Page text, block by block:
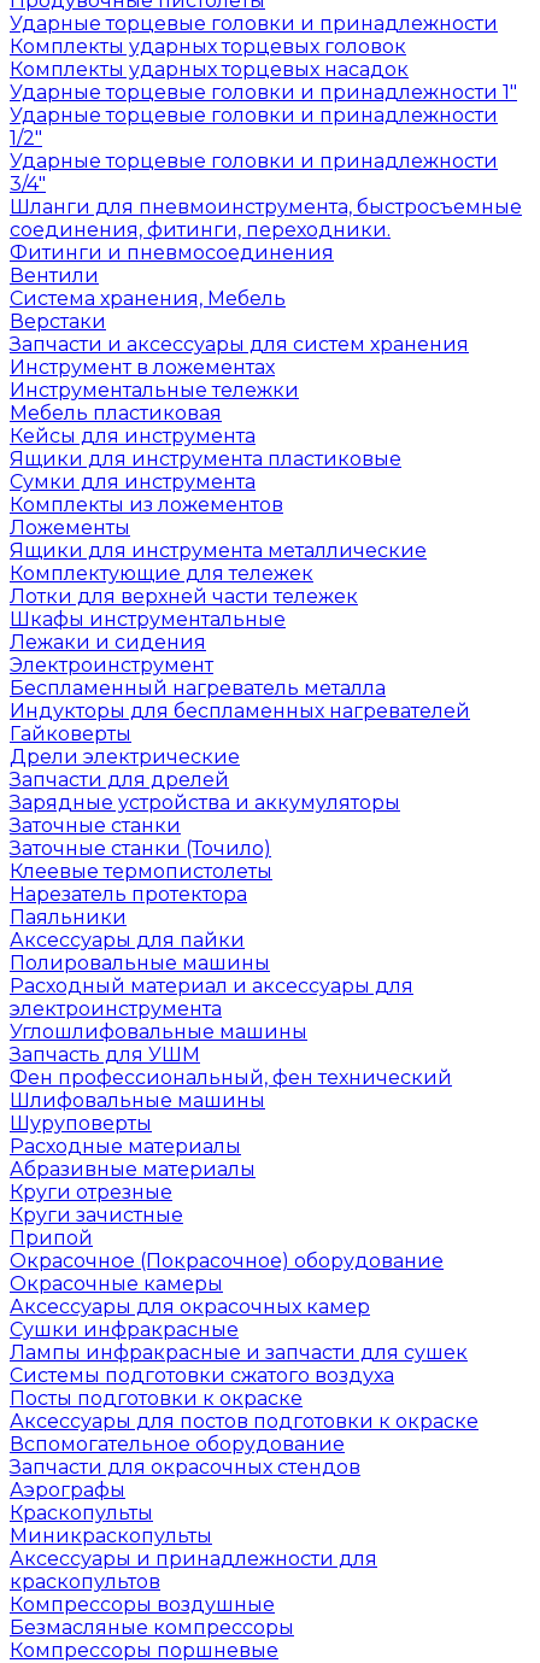
Ударные торцевые головки и принадлежности
Комплекты ударных торцевых головок
Комплекты ударных торцевых насадок
Ударные торцевые головки и принадлежности 1"
Ударные торцевые головки и принадлежности
1/2"
Ударные торцевые головки и принадлежности
3/4"
Шланги для пневмоинструмента, быстросъемные
соединения, фитинги, переходники.
Фитинги и пневмосоединения
Вентили
Система хранения, Мебель
Верстаки
Запчасти и аксессуары для систем хранения
Инструмент в ложементах
Инструментальные тележки
Мебель пластиковая
Кейсы для инструмента
Ящики для инструмента пластиковые
Сумки для инструмента
Комплекты из ложементов
Ложементы
Ящики для инструмента металлические
Комплектующие для тележек
Лотки для верхней части тележек
Шкафы инструментальные
Лежаки и сидения
Электроинструмент
Беспламенный нагреватель металла
Индукторы для беспламенных нагревателей
Гайковерты
Дрели электрические
Запчасти для дрелей
Зарядные устройства и аккумуляторы
Заточные станки
Заточные станки (Точило)
Клеевые термопистолеты
Нарезатель протектора
Паяльники
Аксессуары для пайки
Полировальные машины
Расходный материал и аксессуары для
электроинструмента
Углошлифовальные машины
Запчасть для УШМ
Фен профессиональный, фен технический
Шлифовальные машины
Шуруповерты
Расходные материалы
Абразивные материалы
Круги отрезные
Круги зачистные
Припой
Окрасочное (Покрасочное) оборудование
Окрасочные камеры
Аксессуары для окрасочных камер
Сушки инфракрасные
Лампы инфракрасные и запчасти для сушек
Системы подготовки сжатого воздуха
Посты подготовки к окраске
Аксессуары для постов подготовки к окраске
Вспомогательное оборудование
Запчасти для окрасочных стендов
Аэрографы
Краскопульты
Миникраскопульты
Аксессуары и принадлежности для
краскопультов
Компрессоры воздушные
Безмасляные компрессоры
Компрессоры поршневые